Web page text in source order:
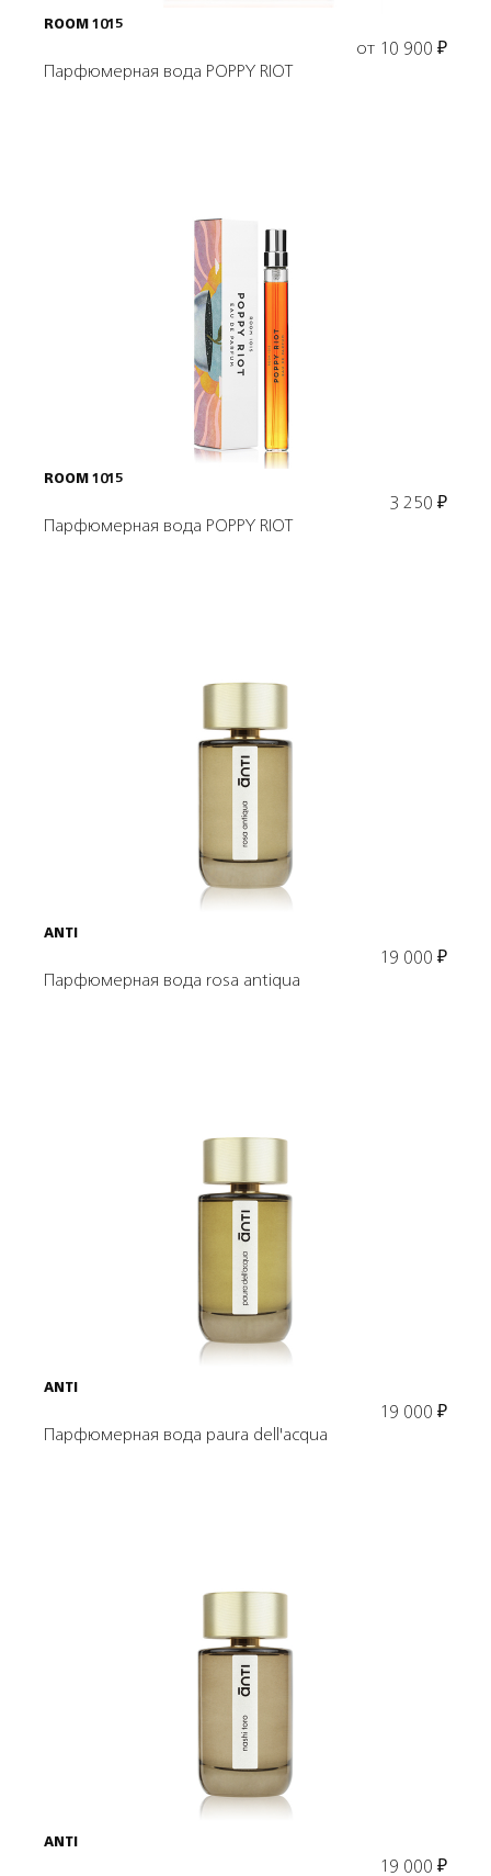
ROOM 1015
от 10 900 ₽
Парфюмерная вода POPPY RIOT
Подробнее
В корзину
ROOM 1015
3 250 ₽
Парфюмерная вода POPPY RIOT
Подробнее
В корзину
ANTI
19 000 ₽
Парфюмерная вода rosa antiqua
Подробнее
В корзину
ANTI
19 000 ₽
Парфюмерная вода paura dell'acqua
Подробнее
В корзину
ANTI
19 000 ₽